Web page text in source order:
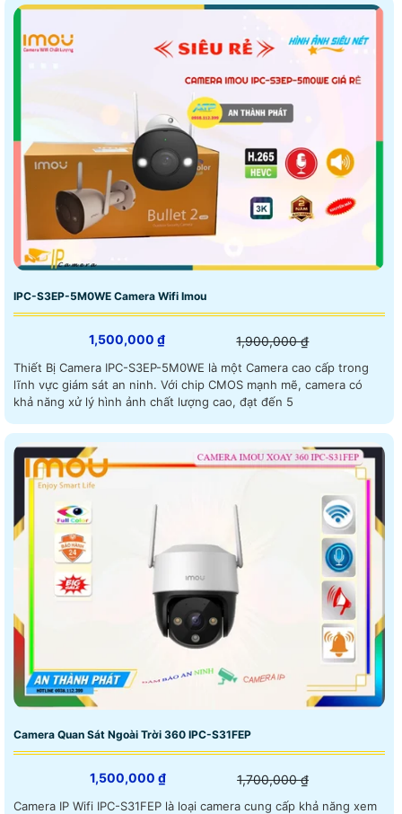
IPC-S3EP-5M0WE Camera Wifi Imou
1,500,000 ₫ 1,900,000 ₫
Thiết Bị Camera IPC-S3EP-5M0WE là một Camera cao cấp trong
lĩnh vực giám sát an ninh. Với chip CMOS mạnh mẽ, camera có
khả năng xử lý hình ảnh chất lượng cao, đạt đến 5
Camera Quan Sát Ngoài Trời 360 IPC-S31FEP
1,500,000 ₫ 1,700,000 ₫
Camera IP Wifi IPC-S31FEP là loại camera cung cấp khả năng xem